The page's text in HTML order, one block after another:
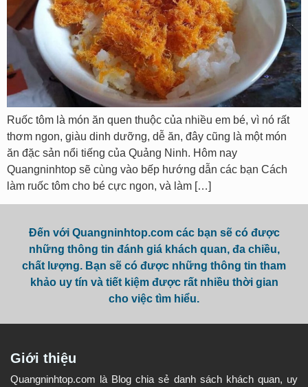
Ruốc tôm là món ăn quen thuộc của nhiều em bé, vì nó rất
thơm ngon, giàu dinh dưỡng, dễ ăn, đây cũng là một món
ăn đặc sản nổi tiếng của Quảng Ninh. Hôm nay
Quangninhtop sẽ cùng vào bếp hướng dẫn các bạn Cách
làm ruốc tôm cho bé cực ngon, và làm […]
Đến với Quangninhtop.com các bạn sẽ có được
những thông tin đánh giá khách quan, đa chiều,
chất lượng. Bạn sẽ có được những thông tin tham
khảo uy tín và tiết kiệm được rất nhiều thời gian
cho việc tìm hiểu.
Giới thiệu
Quangninhtop.com là Blog chia sẻ danh sách khách quan, uy